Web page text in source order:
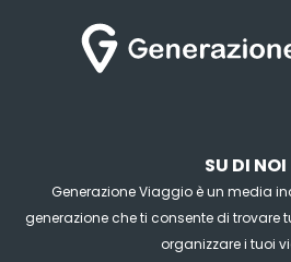
SU DI NOI
Generazione Viaggio è un media
generazione che ti consente di trovare
organizzare i tuoi